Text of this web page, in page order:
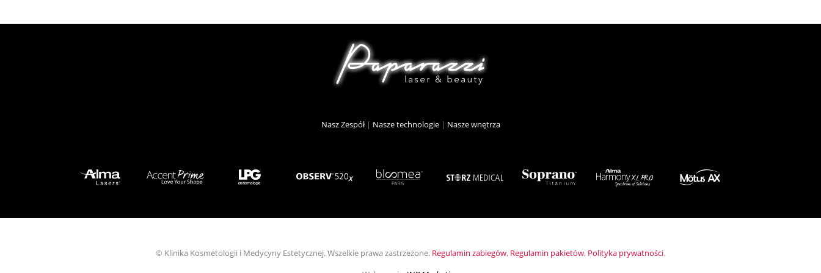
Nasz Zespół| Nasze technologie| Nasze wnętrza
© Klinika Kosmetologii i Medycyny Estetycznej. Wszelkie prawa zastrzeżone. Regulamin zabiegów, Regulamin pakietów, Polityka prywatności.